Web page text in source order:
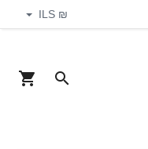
₪ ILS